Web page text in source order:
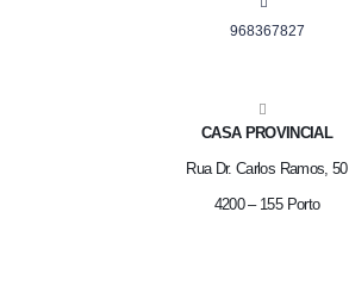
968367827
CASA PROVINCIAL
Rua Dr. Carlos Ramos, 50
4200 – 155 Porto